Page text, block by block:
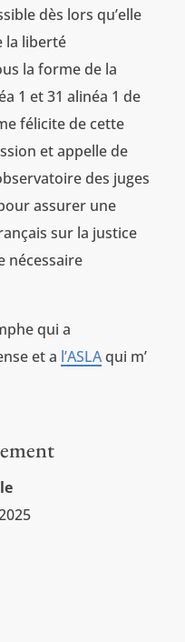
dès lors qu’elle
la liberté
la forme de la
1 et 31 alinéa 1 de
félicite de cette
et appelle de
des juges
assurer une
sur la justice
nécessaire
qui a
et a l’ASLAqui m’